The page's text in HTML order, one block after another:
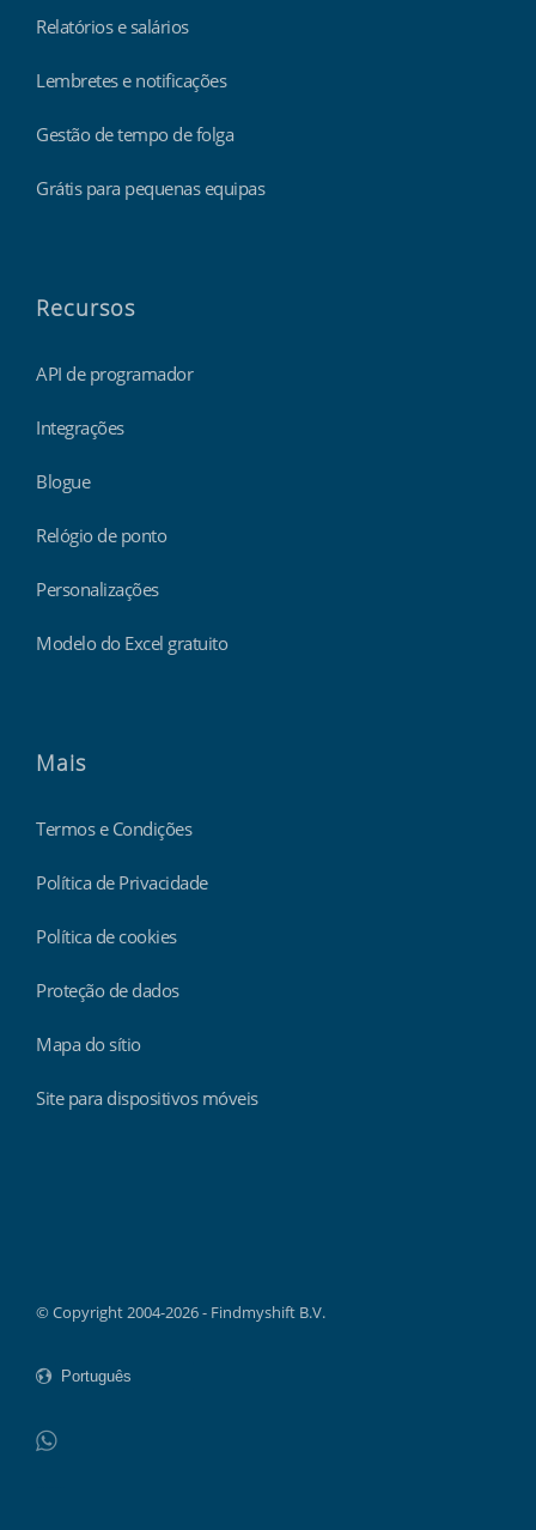
Relatórios e salários
Lembretes e notificações
Gestão de tempo de folga
Grátis para pequenas equipas
Recursos
API de programador
Integrações
Blogue
Relógio de ponto
Personalizações
Modelo do Excel gratuito
Mais
Termos e Condições
Política de Privacidade
Política de cookies
Proteção de dados
Mapa do sítio
Site para dispositivos móveis
© Copyright 2004-2026 - Findmyshift B.V.